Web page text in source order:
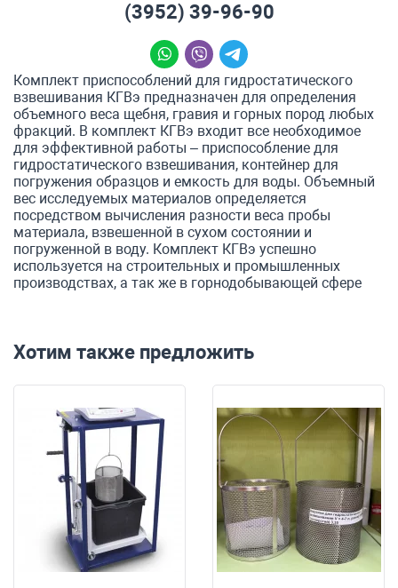
(3952) 39-96-90
Комплект приспособлений для гидростатического
взвешивания КГВэ предназначен для определения
объемного веса щебня, гравия и горных пород любых
фракций. В комплект КГВэ входит все необходимое
для эффективной работы – приспособление для
гидростатического взвешивания, контейнер для
погружения образцов и емкость для воды. Объемный
вес исследуемых материалов определяется
посредством вычисления разности веса пробы
материала, взвешенной в сухом состоянии и
погруженной в воду. Комплект КГВэ успешно
используется на строительных и промышленных
производствах, а так же в горнодобывающей сфере
Хотим также предложить